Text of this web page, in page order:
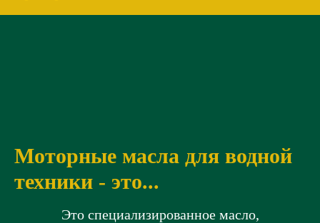
Моторные масла для водной
техники - это...
Это специализированное масло,